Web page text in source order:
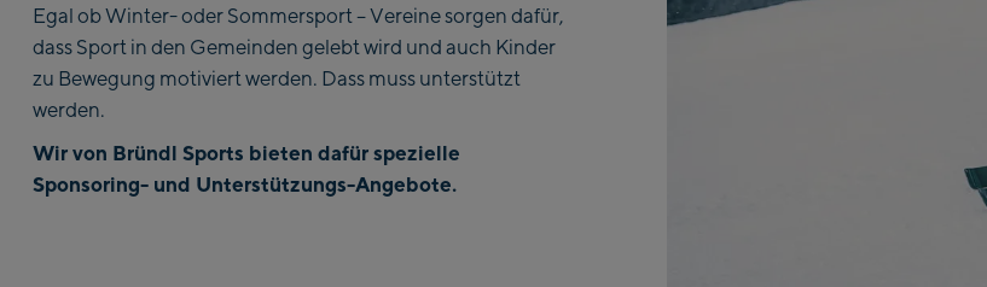
Egal ob Winter- oder Sommersport – Vereine sorgen dafür,
dass Sport in den Gemeinden gelebt wird und auch Kinder
zu Bewegung motiviert werden. Dass muss unterstützt
werden.
Wir von Bründl Sports bieten dafür spezielle
Sponsoring- und Unterstützungs-Angebote.